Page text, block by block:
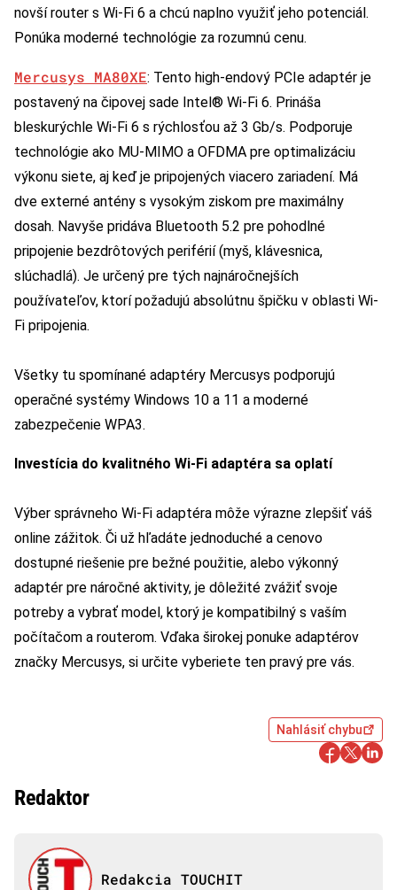
novší router s Wi-Fi 6 a chcú naplno využiť jeho potenciál.
Ponúka moderné technológie za rozumnú cenu.
Mercusys MA80XE: Tento high-endový PCIe adaptér je
postavený na čipovej sade Intel® Wi-Fi 6. Prináša
bleskurýchle Wi-Fi 6 s rýchlosťou až 3 Gb/s. Podporuje
technológie ako MU-MIMO a OFDMA pre optimalizáciu
výkonu siete, aj keď je pripojených viacero zariadení. Má
dve externé antény s vysokým ziskom pre maximálny
dosah. Navyše pridáva Bluetooth 5.2 pre pohodlné
pripojenie bezdrôtových periférií (myš, klávesnica,
slúchadlá). Je určený pre tých najnáročnejších
používateľov, ktorí požadujú absolútnu špičku v oblasti Wi-
Fi pripojenia.
Všetky tu spomínané adaptéry Mercusys podporujú
operačné systémy Windows 10 a 11 a moderné
zabezpečenie WPA3.
Investícia do kvalitného Wi-Fi adaptéra sa oplatí
Výber správneho Wi-Fi adaptéra môže výrazne zlepšiť váš
online zážitok. Či už hľadáte jednoduché a cenovo
dostupné riešenie pre bežné použitie, alebo výkonný
adaptér pre náročné aktivity, je dôležité zvážiť svoje
potreby a vybrať model, ktorý je kompatibilný s vaším
počítačom a routerom. Vďaka širokej ponuke adaptérov
značky Mercusys, si určite vyberiete ten pravý pre vás.
Nahlásiť chybu
Redaktor
Redakcia TOUCHIT